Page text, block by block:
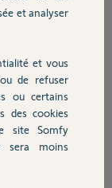
revenu 1 fois.
et analyser
et vous
de refuser
ou certains
des cookies
site Somfy
sera moins